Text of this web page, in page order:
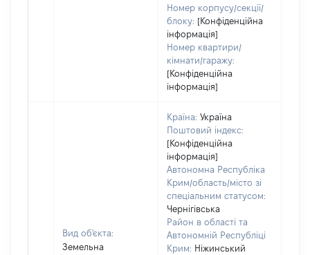
Номер корпусу/секції/
блоку: [Конфіденційна
інформація]
Номер квартири/
кімнати/гаражу:
[Конфіденційна
інформація]
Вид об'єкта:
Земельна
Країна: Україна
Поштовий індекс:
[Конфіденційна
інформація]
Автономна Республіка
Крим/область/місто зі
спеціальним статусом:
Чернігівська
Район в області та
Автономній Республіці
Крим: Ніжинський